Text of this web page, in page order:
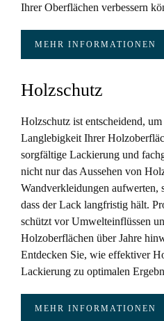
Ihrer Oberflächen verbessern
MEHR INFORMATIONEN
Holzschutz
Holzschutz ist entscheidend,
Langlebigkeit Ihrer
sorgfältige Lackierung und
nicht nur das Aussehen von
Wandverkleidungen aufwerten,
dass der Lack langfristig hält.
schützt vor Umwelteinflüssen
Holzoberflächen über Jahre
Entdecken Sie, wie effektiver
Lackierung zu optimalen
MEHR INFORMATIONEN